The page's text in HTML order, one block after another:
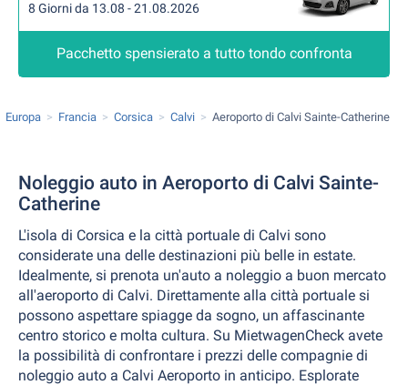
8 Giorni da 13.08 - 21.08.2026
Pacchetto spensierato a tutto tondo confronta
Europa Francia Corsica Calvi Aeroporto di Calvi Sainte-Catherine
Noleggio auto in Aeroporto di Calvi Sainte-
Catherine
L'isola di Corsica e la città portuale di Calvi sono
considerate una delle destinazioni più belle in estate.
Idealmente, si prenota un'auto a noleggio a buon mercato
all'aeroporto di Calvi. Direttamente alla città portuale si
possono aspettare spiagge da sogno, un affascinante
centro storico e molta cultura. Su MietwagenCheck avete
la possibilità di confrontare i prezzi delle compagnie di
noleggio auto a Calvi Aeroporto in anticipo. Esplorate